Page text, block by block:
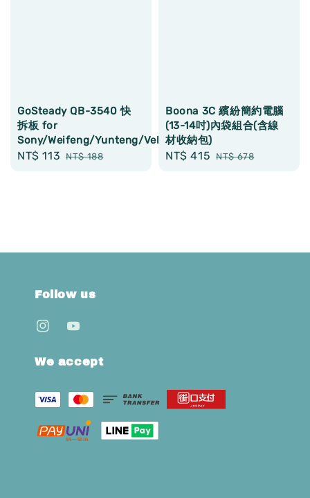
GoSteady QB-3540 快
拆板 for
Sony/Weifeng/Yunteng/Velbon/Swallow/Gosteady
Sale
NT$ 113 Regular
NT$ 188
Boona 3C 繽紛簡約電腦
(13-14吋)內袋組合(含線
材收納包)
Sale
NT$ 415 Regular
NT$ 678
Follow us
We accept